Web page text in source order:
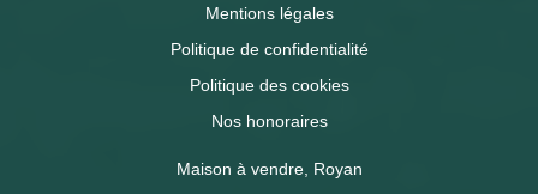
Mentions légales
Politique de confidentialité
Politique des cookies
Nos honoraires
Maison à vendre, Royan